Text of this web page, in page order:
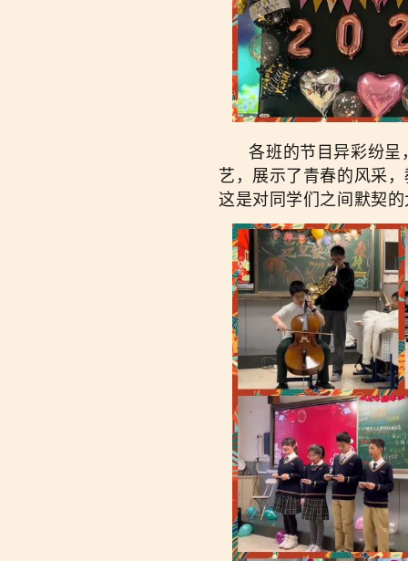
各班的节目异彩纷呈
艺，展示了青春的风采
这是对同学们之间默契